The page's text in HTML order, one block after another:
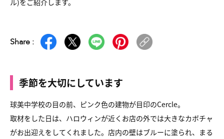
ル)をご紹介します。
Share :
季節を大切にしています
球美中学校の目の前、ピンク色の建物が目印のCercle。
取材をした日は、ハロウィンが近くお店の外では大きなカボチャ
がお出迎えをしてくれました。店内の壁はブルーに塗られ、まる